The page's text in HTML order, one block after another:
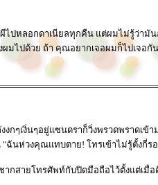
ไปหลอกดาเนียลทุกคืน แต่ผมไม่รู้ว่ามั
ผมไปด้วย ถ้า คุณอยากเจอผมก็ไปเจอกั
กๆเงิ่นๆอยู่แซนดราก็วิ่งพรวดพราดเข้า
ฉันห่วงคุณแทบตาย! โทรเข้าไม่รู้ตั้งกี่ร
กสายโทรศัพท์กับปิดมือถือไว้ตั้งแต่เมื่